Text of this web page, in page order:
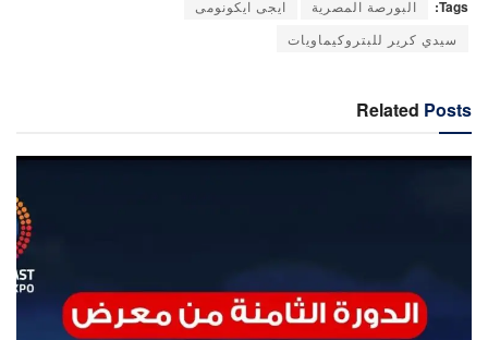
Tags: البورصة المصرية
ايجى ايكونومى
سيدي كرير للبتروكيماويات
Related Posts